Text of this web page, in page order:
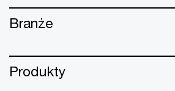
Branże
Produkty